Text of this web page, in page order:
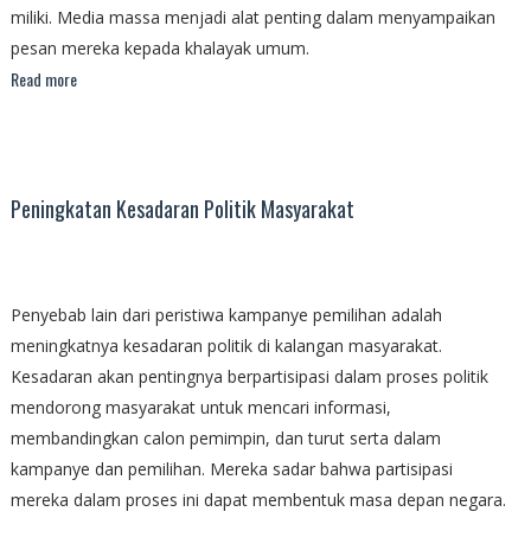
miliki. Media massa menjadi alat penting dalam menyampaikan
pesan mereka kepada khalayak umum.
Read more
Peningkatan Kesadaran Politik Masyarakat
Penyebab lain dari peristiwa kampanye pemilihan adalah
meningkatnya kesadaran politik di kalangan masyarakat.
Kesadaran akan pentingnya berpartisipasi dalam proses politik
mendorong masyarakat untuk mencari informasi,
membandingkan calon pemimpin, dan turut serta dalam
kampanye dan pemilihan. Mereka sadar bahwa partisipasi
mereka dalam proses ini dapat membentuk masa depan negara.